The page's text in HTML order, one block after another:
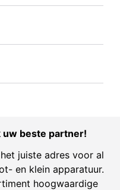
uw beste partner!
juiste adres voor al
en klein apparatuur.
hoogwaardige